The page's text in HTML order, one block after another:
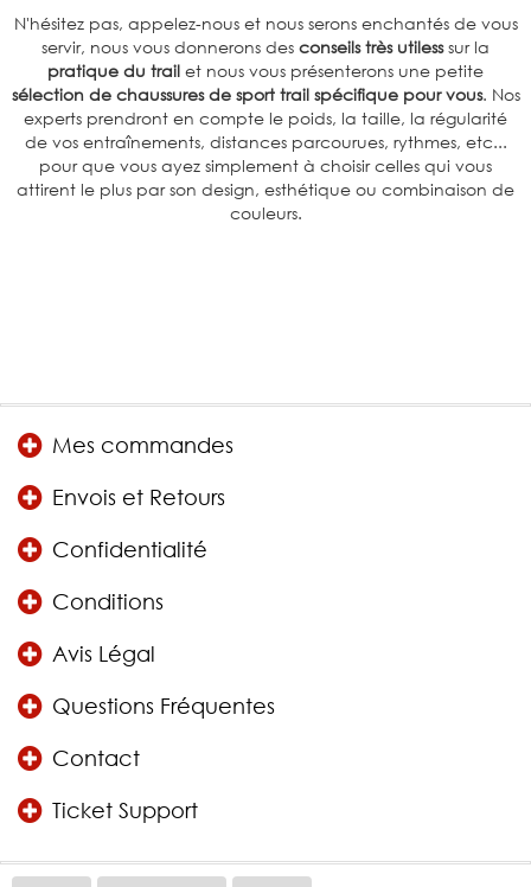
N'hésitez pas, appelez-nous et nous serons enchantés de vous
servir, nous vous donnerons des conseils très utilesssur la
pratique du trail et nous vous présenterons une petite
sélection de chaussures de sport trail spécifique pour vous. Nos
experts prendront en compte le poids, la taille, la régularité
de vos entraînements, distances parcourues, rythmes, etc...
pour que vous ayez simplement à choisir celles qui vous
attirent le plus par son design, esthétique ou combinaison de
couleurs.
Mes commandes
Envois et Retours
Confidentialité
Conditions
Avis Légal
Questions Fréquentes
Contact
Ticket Support